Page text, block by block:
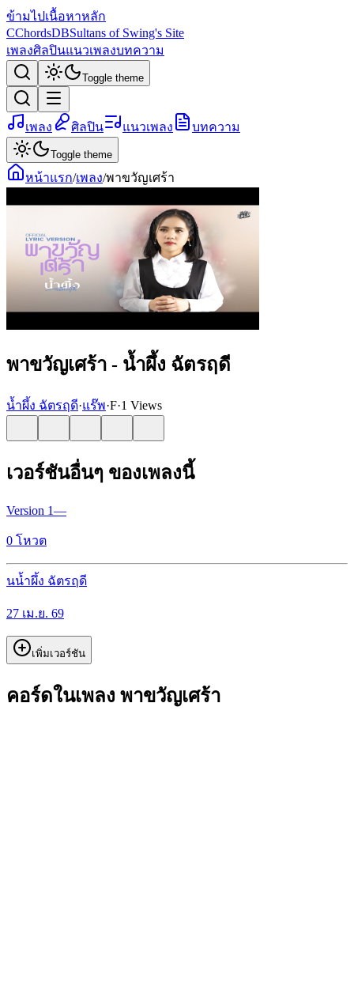
ข้ามไปเนื้อหาหลัก
CChordsDBSultans of Swing's Site
เพลงศิลปินแนวเพลงบทความ
Toggle theme
เพลง ศิลปิน แนวเพลง บทความ
Toggle theme
หน้าแรก/เพลง/พาขวัญเศร้า
พาขวัญเศร้า - น้ำผึ้ง ฉัตรฤดี
น้ำผึ้ง ฉัตรฤดี·แร๊พ·F·1 Views
เวอร์ชันอื่นๆ ของเพลงนี้
Version 1—
0 โหวต
นน้ำผึ้ง ฉัตรฤดี
27 เม.ย. 69
เพิ่มเวอร์ชัน
คอร์ดในเพลง พาขวัญเศร้า